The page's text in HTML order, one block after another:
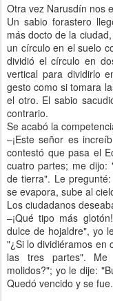
Otra vez Narusdín nos
Un sabio forastero
más docto de la
un círculo en el suelo
dividió el círculo en
vertical para dividirlo
gesto como si tomara
el otro. El sabio
contrario.
Se acabó la
–¡Este señor es
contestó que pasa el
cuatro partes; me
de tierra". Le
se evapora, sube al
Los ciudadanos
–¡Qué tipo más
dulce de hojaldre", yo
"¿Si lo dividiéramos en
las tres partes". Me
molidos?"; yo le dije:
Quedó vencido y se